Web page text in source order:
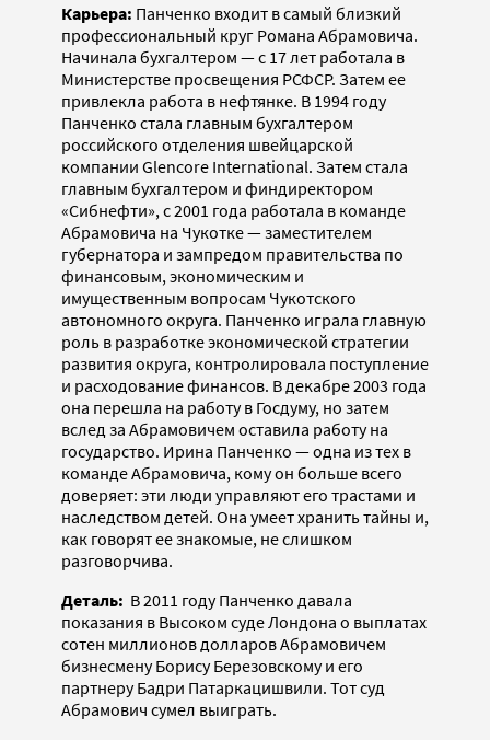
Карьера: Панченко входит в самый близкий
профессиональный круг Романа Абрамовича.
Начинала бухгалтером — с 17 лет работала в
Министерстве просвещения РСФСР. Затем ее
привлекла работа в нефтянке. В 1994 году
Панченко стала главным бухгалтером
российского отделения швейцарской
компании Glencore International. Затем стала
главным бухгалтером и финдиректором
«Сибнефти», с 2001 года работала в команде
Абрамовича на Чукотке — заместителем
губернатора и зампредом правительства по
финансовым, экономическим и
имущественным вопросам Чукотского
автономного округа. Панченко играла главную
роль в разработке экономической стратегии
развития округа, контролировала поступление
и расходование финансов. В декабре 2003 года
она перешла на работу в Госдуму, но затем
вслед за Абрамовичем оставила работу на
государство. Ирина Панченко — одна из тех в
команде Абрамовича, кому он больше всего
доверяет: эти люди управляют его трастами и
наследством детей. Она умеет хранить тайны и,
как говорят ее знакомые, не слишком
разговорчива.
Деталь: В 2011 году Панченко давала
показания в Высоком суде Лондона о выплатах
сотен миллионов долларов Абрамовичем
бизнесмену Борису Березовскому и его
партнеру Бадри Патаркацишвили. Тот суд
Абрамович сумел выиграть.